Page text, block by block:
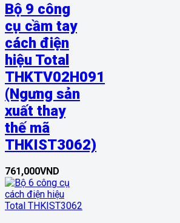
Bộ 9 công
cụ cầm tay
cách điện
hiệu Total
THKTV02H091
(Ngưng sản
xuất thay
thế mã
THKIST3062)
761,000VND